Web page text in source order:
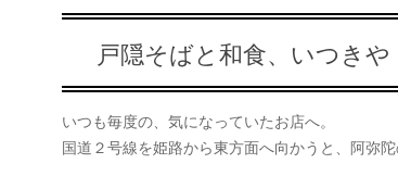
戸隠そばと和食、いつきや
いつも毎度の、気になっていたお店へ。
国道２号線を姫路から東方面へ向かうと、阿弥